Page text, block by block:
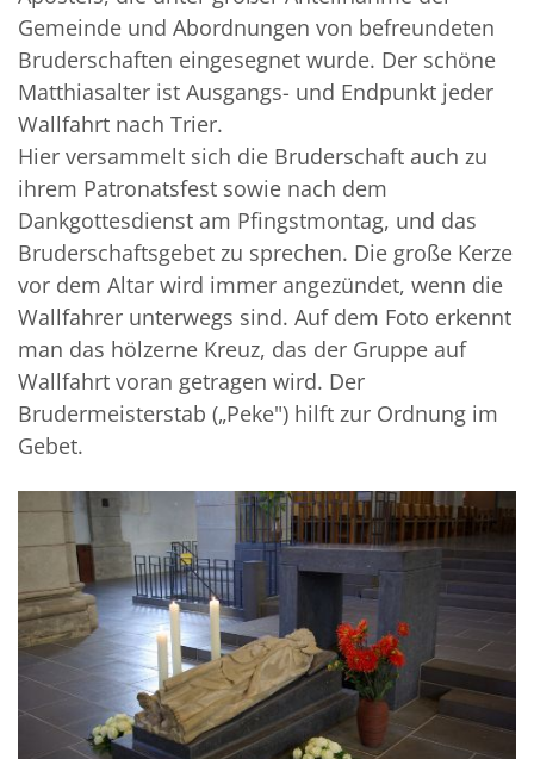
Gemeinde und Abordnungen von befreundeten
Bruderschaften eingesegnet wurde. Der schöne
Matthiasalter ist Ausgangs- und Endpunkt jeder
Wallfahrt nach Trier.
Hier versammelt sich die Bruderschaft auch zu
ihrem Patronatsfest sowie nach dem
Dankgottesdienst am Pfingstmontag, und das
Bruderschaftsgebet zu sprechen. Die große Kerze
vor dem Altar wird immer angezündet, wenn die
Wallfahrer unterwegs sind. Auf dem Foto erkennt
man das hölzerne Kreuz, das der Gruppe auf
Wallfahrt voran getragen wird. Der
Brudermeisterstab („Peke") hilft zur Ordnung im
Gebet.